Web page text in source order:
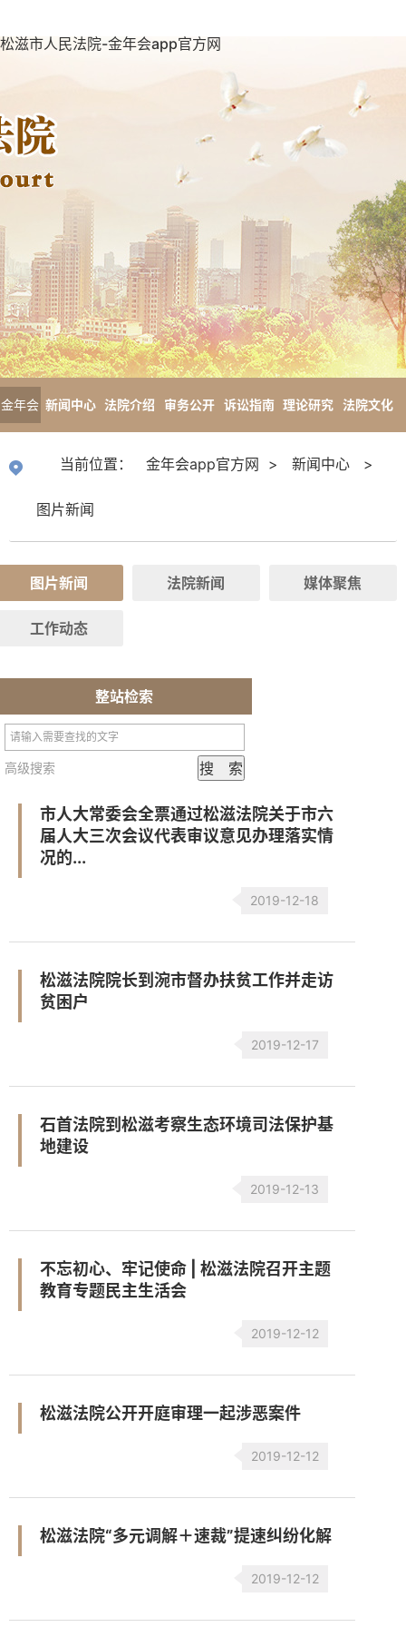
松滋市人民法院-金年会app官方网
金年会
方网
新闻中心 法院介绍 审务公开 诉讼指南 理论研究 法院文化
当前位置： 金年会app官方网 > 新闻中心 >
图片新闻
图片新闻 法院新闻 媒体聚焦
工作动态
整站检索
高级搜索
市人大常委会全票通过松滋法院关于市六
届人大三次会议代表审议意见办理落实情
况的...
2019-12-18
松滋法院院长到涴市督办扶贫工作并走访
贫困户
2019-12-17
石首法院到松滋考察生态环境司法保护基
地建设
2019-12-13
不忘初心、牢记使命 | 松滋法院召开主题
教育专题民主生活会
2019-12-12
松滋法院公开开庭审理一起涉恶案件
2019-12-12
松滋法院“多元调解＋速裁”提速纠纷化解
2019-12-12